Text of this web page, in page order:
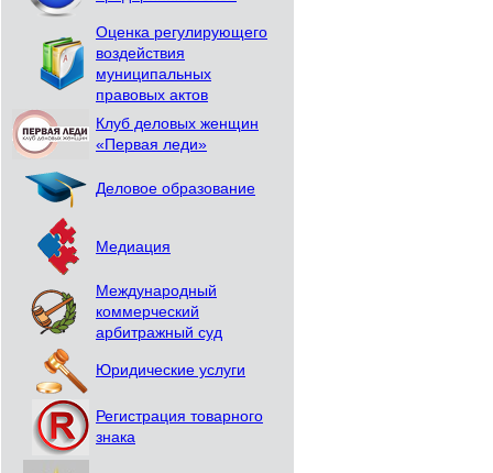
Оценка регулирующего
воздействия
муниципальных
правовых актов
Клуб деловых женщин
«Первая леди»
Деловое образование
Медиация
Международный
коммерческий
арбитражный суд
Юридические услуги
Регистрация товарного
знака